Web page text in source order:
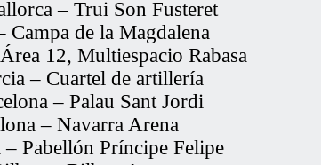
– Trui Son Fusteret
Campa de la Magdalena
12, Multiespacio Rabasa
– Cuartel de artillería
– Palau Sant Jordi
– Navarra Arena
Pabellón Príncipe Felipe